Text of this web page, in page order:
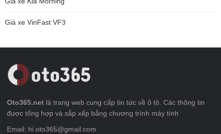
Giá xe VinFast VF3
Oto365.net là trang web cung cấp tin tức về ô tô. Các thông tin
được tổng hợp và sắp xếp bằng chương trình máy tính
Email: hi.oto365@gmail.com